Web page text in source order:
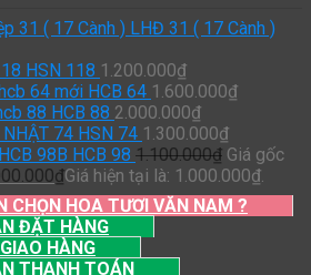
LHĐ 31 ( 17 Cành )
HSN 118 1.200.000₫
HCB 64 1.600.000₫
HCB 88 2.000.000₫
HSN 74 1.300.000₫
HCB 98 1.100.000₫ Giá gốc
₫Giá hiện tại là: 1.000.000₫.
CHỌN HOA TƯƠI VĂN NAM ?
ĐẶT HÀNG
HÀNG
THANH TOÁN